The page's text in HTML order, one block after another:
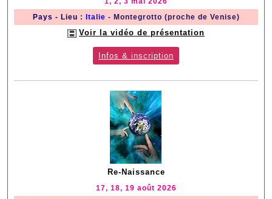
Pays - Lieu : Italie - Montegrotto (proche de Venise)
Voir la vidéo de présentation
Infos & inscription
Re-Naissance
17, 18, 19 août 2026